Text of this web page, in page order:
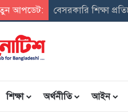
আপডেট:
শিক্ষা অর্থনীতি আইন